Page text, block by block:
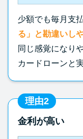
少額でも毎月支
る」と勘違いし
同じ感覚になり
カードローンと
理由2
金利が高い